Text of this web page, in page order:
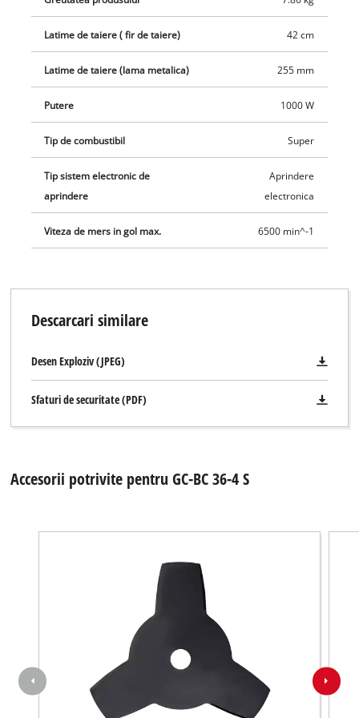
este asigurata de un ambreiaj centrifugal care dezactiveaza
scula de taiere in modul inactiv. Pentru o utilizare confortabila
exista o curea de transport usor de utilizat. Datorita arborelui
despicat, coasa poate fi demontata in doua parti in doar
Latime de taiere ( fir de taiere) 42 cm
Latime de taiere (lama metalica) 255 mm
Putere 1000 W
Tip de combustibil Super
Tip sistem electronic de
aprindere
Aprindere
electronica
Viteza de mers in gol max. 6500 min^-1
Descarcari similare
Desen Exploziv (JPEG)
Sfaturi de securitate (PDF)
Accesorii potrivite pentru GC-BC 36-4 S